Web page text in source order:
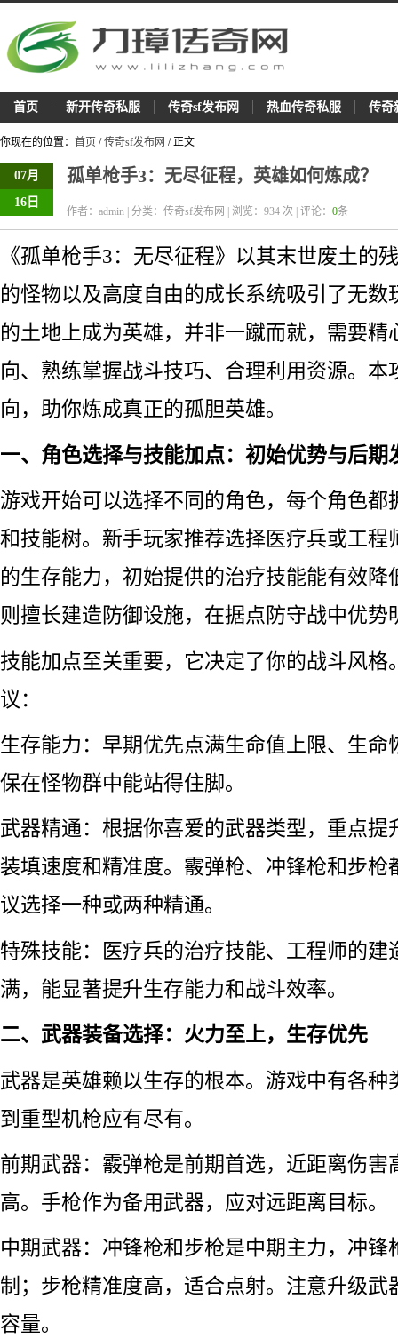
首页 新开传奇私服 传奇sf发布网 热血传奇私服 传奇
你现在的位置： 首页 /传奇sf发布网 / 正文
07月
16日
孤单枪手3：无尽征程，英雄如何炼成？
作者：admin | 分类：传奇sf发布网 | 浏览： 934 次 | 评论： 0条
《孤单枪手3：无尽征程》以其末世废土的
的怪物以及高度自由的成长系统吸引了无数
的土地上成为英雄，并非一蹴而就，需要精
向、熟练掌握战斗技巧、合理利用资源。本
向，助你炼成真正的孤胆英雄。
一、角色选择与技能加点：初始优势与后期
游戏开始可以选择不同的角色，每个角色都
和技能树。新手玩家推荐选择医疗兵或工程
的生存能力，初始提供的治疗技能能有效降
则擅长建造防御设施，在据点防守战中优势
技能加点至关重要，它决定了你的战斗风格
议：
生存能力：早期优先点满生命值上限、生命
保在怪物群中能站得住脚。
武器精通：根据你喜爱的武器类型，重点提
装填速度和精准度。霰弹枪、冲锋枪和步枪
议选择一种或两种精通。
特殊技能：医疗兵的治疗技能、工程师的建
满，能显著提升生存能力和战斗效率。
二、武器装备选择：火力至上，生存优先
武器是英雄赖以生存的根本。游戏中有各种
到重型机枪应有尽有。
前期武器：霰弹枪是前期首选，近距离伤害
高。手枪作为备用武器，应对远距离目标。
中期武器：冲锋枪和步枪是中期主力，冲锋
制；步枪精准度高，适合点射。注意升级武
容量。